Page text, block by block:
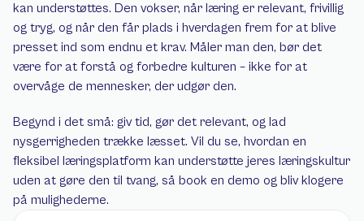
kan understøttes. Den vokser, når læring er relevant, frivillig
og tryg, og når den får plads i hverdagen frem for at blive
presset ind som endnu et krav. Måler man den, bør det
være for at forstå og forbedre kulturen – ikke for at
overvåge de mennesker, der udgør den.
Begynd i det små: giv tid, gør det relevant, og lad
nysgerrigheden trække læsset. Vil du se, hvordan en
fleksibel læringsplatform kan understøtte jeres læringskultur
uden at gøre den til tvang, så book en demo og bliv klogere
på mulighederne.